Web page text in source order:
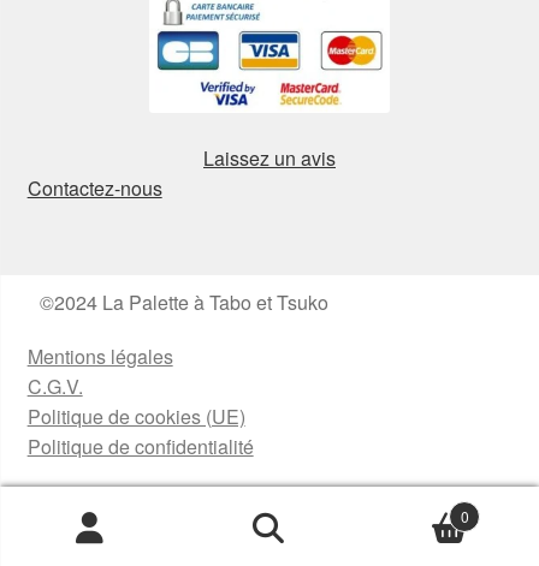
Laissez un avis
Contactez-nous
Recherche
0
©2024 La Palette à Tabo et Tsuko
Mentions légales
C.G.V.
Politique de cookies (UE)
Politique de confidentialité